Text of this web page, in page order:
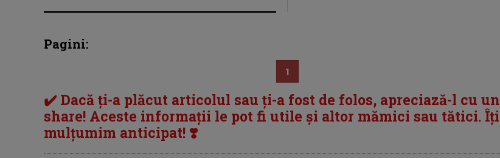
Pagini:
1
✔️ Dacă ți-a plăcut articolul sau ți-a fost de folos, apreciază-l cu un
share! Aceste informații le pot fi utile și altor mămici sau tătici. Îți
mulțumim anticipat! ❣️